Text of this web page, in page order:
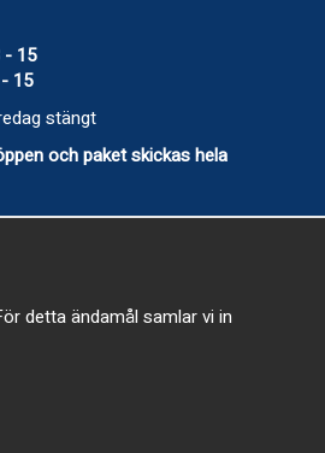
- 15
15
stängt
och paket skickas hela
detta ändamål samlar vi in